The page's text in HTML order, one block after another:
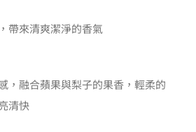
量
帶來清爽潔淨的香氣
，融合蘋果與梨子的果香，輕柔的
清快